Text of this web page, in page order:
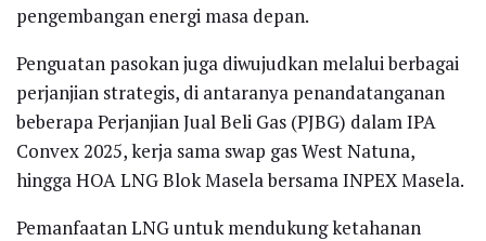
pengembangan energi masa depan.
Penguatan pasokan juga diwujudkan melalui berbagai
perjanjian strategis, di antaranya penandatanganan
beberapa Perjanjian Jual Beli Gas (PJBG) dalam IPA
Convex 2025, kerja sama swap gas West Natuna,
hingga HOA LNG Blok Masela bersama INPEX Masela.
Pemanfaatan LNG untuk mendukung ketahanan